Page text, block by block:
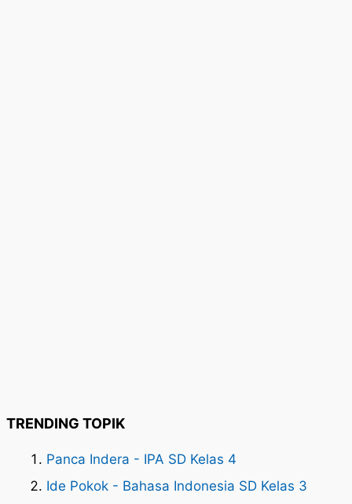
TRENDING TOPIK
Panca Indera - IPA SD Kelas 4
Ide Pokok - Bahasa Indonesia SD Kelas 3